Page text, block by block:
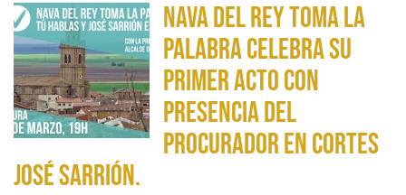
NAVA DEL REY TOMA LA
PALABRA CELEBRA SU
PRIMER ACTO CON
PRESENCIA DEL
PROCURADOR EN CORTES
JOSÉ SARRIÓN.